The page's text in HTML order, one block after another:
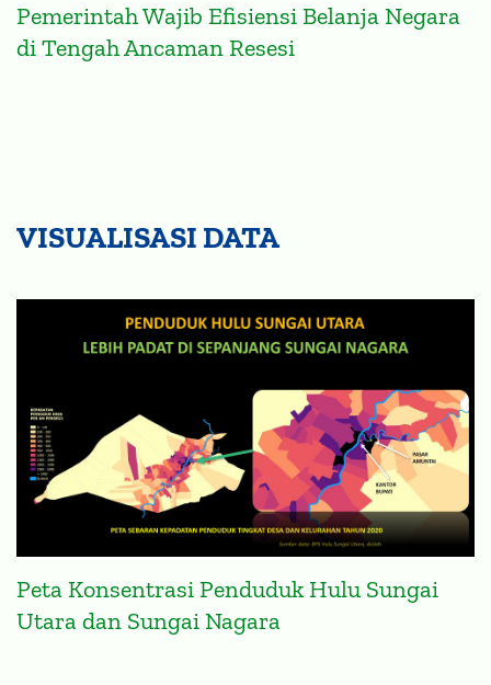
Pemerintah Wajib Efisiensi Belanja Negara
di Tengah Ancaman Resesi
VISUALISASI DATA
Peta Konsentrasi Penduduk Hulu Sungai
Utara dan Sungai Nagara